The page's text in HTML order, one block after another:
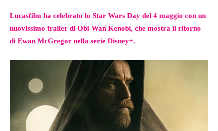
Lucasfilm ha celebrato lo Star Wars Day del 4 maggio con un
nuovissimo trailer di Obi-Wan Kenobi, che mostra il ritorno
di Ewan McGregor nella serie Disney+.